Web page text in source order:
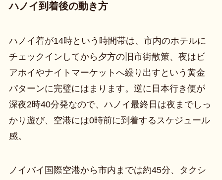
ハノイ到着後の動き方
ハノイ着が14時という時間帯は、市内のホテルに
チェックインしてから夕方の旧市街散策、夜はビ
アホイやナイトマーケットへ繰り出すという黄金
パターンに完璧にはまります。逆に日本行き便が
深夜2時40分発なので、ハノイ最終日は夜までしっ
かり遊び、空港には0時前に到着するスケジュール
感。
ノイバイ国際空港から市内までは約45分、タクシ